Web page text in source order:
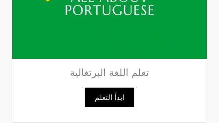
تعلم اللغة البرتغالية
ابدأ التعلم